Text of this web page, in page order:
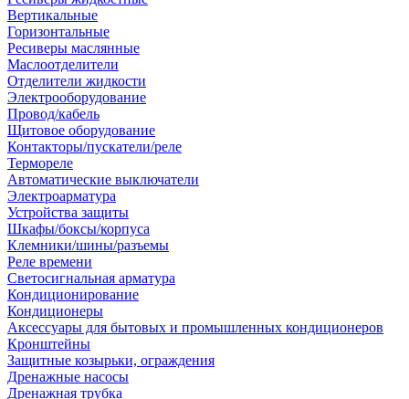
Вертикальные
Горизонтальные
Ресиверы маслянные
Маслоотделители
Отделители жидкости
Электрооборудование
Провод/кабель
Щитовое оборудование
Контакторы/пускатели/реле
Термореле
Автоматические выключатели
Электроарматура
Устройства защиты
Шкафы/боксы/корпуса
Клемники/шины/разъемы
Реле времени
Светосигнальная арматура
Кондиционирование
Кондиционеры
Аксессуары для бытовых и промышленных кондиционеров
Кронштейны
Защитные козырьки, ограждения
Дренажные насосы
Дренажная трубка